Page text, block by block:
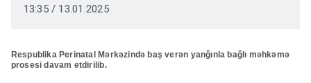
13:35 / 13.01.2025
Respublika Perinatal Mərkəzində baş verən yanğınla bağlı məhkəmə
prosesi davam etdirilib.